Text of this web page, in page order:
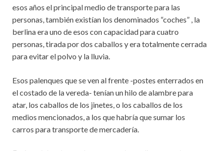
esos años el principal medio de transporte para las
personas, también existían los denominados “coches” , la
berlina era uno de esos con capacidad para cuatro
personas, tirada por dos caballos y era totalmente cerrada
para evitar el polvo y la lluvia.
Esos palenques que se ven al frente -postes enterrados en
el costado de la vereda- tenían un hilo de alambre para
atar, los caballos de los jinetes, o los caballos de los
medios mencionados, a los que habría que sumar los
carros para transporte de mercadería.